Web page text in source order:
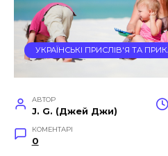
УКРАЇНСЬКІ ПРИСЛІВ'Я ТА
АВТОР
J. G. (Джей Джи)
КОМЕНТАРІ
0